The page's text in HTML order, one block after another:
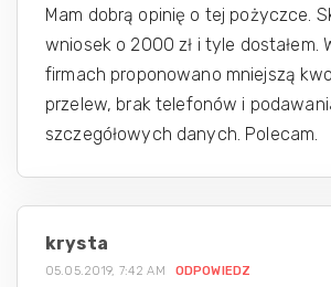
Mam dobrą opinię o tej pożyczce.
wniosek o 2000 zł i tyle dostałem.
firmach proponowano mniejszą
przelew, brak telefonów i
szczegółowych danych. Polecam.
krysta
05.05.2019, 7:42 AM ODPOWIEDZ